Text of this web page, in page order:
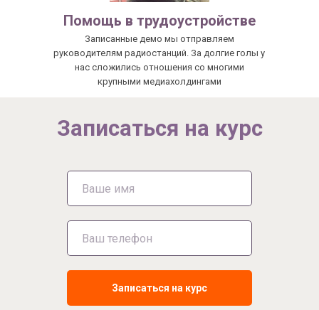
Помощь в трудоустройстве
Записанные демо мы отправляем
руководителям радиостанций. За долгие голы у
нас сложились отношения со многими
крупными медиахолдингами
Записаться на курс
Записаться на курс